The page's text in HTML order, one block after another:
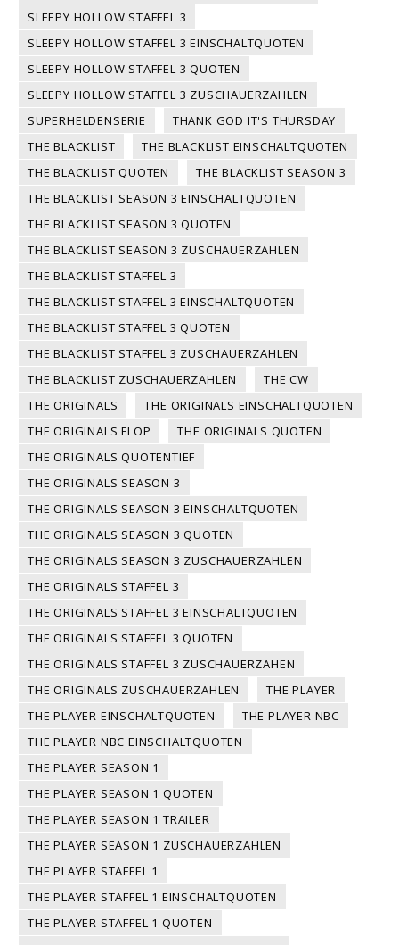
SLEEPY HOLLOW STAFFEL 3
SLEEPY HOLLOW STAFFEL 3 EINSCHALTQUOTEN
SLEEPY HOLLOW STAFFEL 3 QUOTEN
SLEEPY HOLLOW STAFFEL 3 ZUSCHAUERZAHLEN
SUPERHELDENSERIE
THANK GOD IT'S THURSDAY
THE BLACKLIST
THE BLACKLIST EINSCHALTQUOTEN
THE BLACKLIST QUOTEN
THE BLACKLIST SEASON 3
THE BLACKLIST SEASON 3 EINSCHALTQUOTEN
THE BLACKLIST SEASON 3 QUOTEN
THE BLACKLIST SEASON 3 ZUSCHAUERZAHLEN
THE BLACKLIST STAFFEL 3
THE BLACKLIST STAFFEL 3 EINSCHALTQUOTEN
THE BLACKLIST STAFFEL 3 QUOTEN
THE BLACKLIST STAFFEL 3 ZUSCHAUERZAHLEN
THE BLACKLIST ZUSCHAUERZAHLEN
THE CW
THE ORIGINALS
THE ORIGINALS EINSCHALTQUOTEN
THE ORIGINALS FLOP
THE ORIGINALS QUOTEN
THE ORIGINALS QUOTENTIEF
THE ORIGINALS SEASON 3
THE ORIGINALS SEASON 3 EINSCHALTQUOTEN
THE ORIGINALS SEASON 3 QUOTEN
THE ORIGINALS SEASON 3 ZUSCHAUERZAHLEN
THE ORIGINALS STAFFEL 3
THE ORIGINALS STAFFEL 3 EINSCHALTQUOTEN
THE ORIGINALS STAFFEL 3 QUOTEN
THE ORIGINALS STAFFEL 3 ZUSCHAUERZAHEN
THE ORIGINALS ZUSCHAUERZAHLEN
THE PLAYER
THE PLAYER EINSCHALTQUOTEN
THE PLAYER NBC
THE PLAYER NBC EINSCHALTQUOTEN
THE PLAYER SEASON 1
THE PLAYER SEASON 1 QUOTEN
THE PLAYER SEASON 1 TRAILER
THE PLAYER SEASON 1 ZUSCHAUERZAHLEN
THE PLAYER STAFFEL 1
THE PLAYER STAFFEL 1 EINSCHALTQUOTEN
THE PLAYER STAFFEL 1 QUOTEN